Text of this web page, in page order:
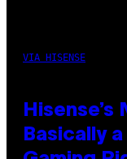
VIA HISENSE
Hisense’s
Basically